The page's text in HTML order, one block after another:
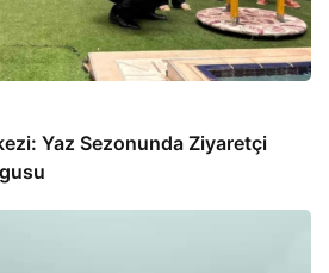
Yaz Sezonunda Ziyaretçi